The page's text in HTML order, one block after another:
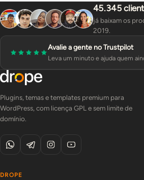
45.345
já baixam os
2019.
Avalie a gente no Trustpilot
Leva um minuto e ajuda quem
Plugins, temas e templates premium para
WordPress, com licença GPL e sem limite de
domínio.
DROPE